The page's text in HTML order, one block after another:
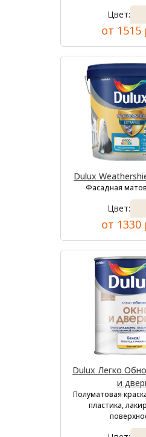
Цвет:
от 1515
Dulux
Фасадная
Цвет:
от 1330
Dulux Легко
и
Полуматовая
пластика,